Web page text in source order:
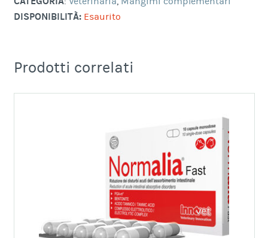
DISPONIBILITÀ: Esaurito
Prodotti correlati